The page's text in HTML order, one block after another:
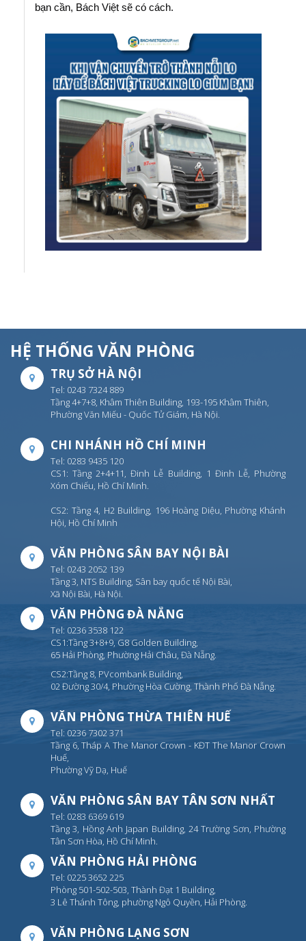
bạn cần, Bách Việt sẽ có cách.
HỆ THỐNG VĂN PHÒNG
TRỤ SỞ HÀ NỘI
Tel: 0243 7324 889
Tầng 4+7+8, Khâm Thiên Building, 193-195 Khâm Thiên,
Phường Văn Miếu - Quốc Tử Giám, Hà Nội.
CHI NHÁNH HỒ CHÍ MINH
Tel: 0283 9435 120
CS1: Tầng 2+4+11, Đinh Lễ Building, 1 Đinh Lễ, Phường
Xóm Chiếu, Hồ Chí Minh.
CS2: Tầng 4, H2 Building, 196 Hoàng Diệu, Phường Khánh
Hội, Hồ Chí Minh
VĂN PHÒNG SÂN BAY NỘI BÀI
Tel: 0243 2052 139
Tầng 3, NTS Building, Sân bay quốc tế Nội Bài,
Xã Nội Bài, Hà Nội.
VĂN PHÒNG ĐÀ NẴNG
Tel: 0236 3538 122
CS1:Tầng 3+8+9, G8 Golden Building,
65 Hải Phòng, Phường Hải Châu, Đà Nẵng.
CS2:Tầng 8, PVcombank Building,
02 Đường 30/4, Phường Hòa Cường, Thành Phố Đà Nẵng.
VĂN PHÒNG THỪA THIÊN HUẾ
Tel: 0236 7302 371
Tầng 6, Tháp A The Manor Crown - KĐT The Manor Crown
Huế,
Phường Vỹ Dạ, Huế
VĂN PHÒNG SÂN BAY TÂN SƠN NHẤT
Tel: 0283 6369 619
Tầng 3, Hồng Anh Japan Building, 24 Trường Sơn, Phường
Tân Sơn Hòa, Hồ Chí Minh.
VĂN PHÒNG HẢI PHÒNG
Tel: 0225 3652 225
Phòng 501-502-503, Thành Đạt 1 Building,
3 Lê Thánh Tông, phường Ngô Quyền, Hải Phòng.
VĂN PHÒNG LẠNG SƠN